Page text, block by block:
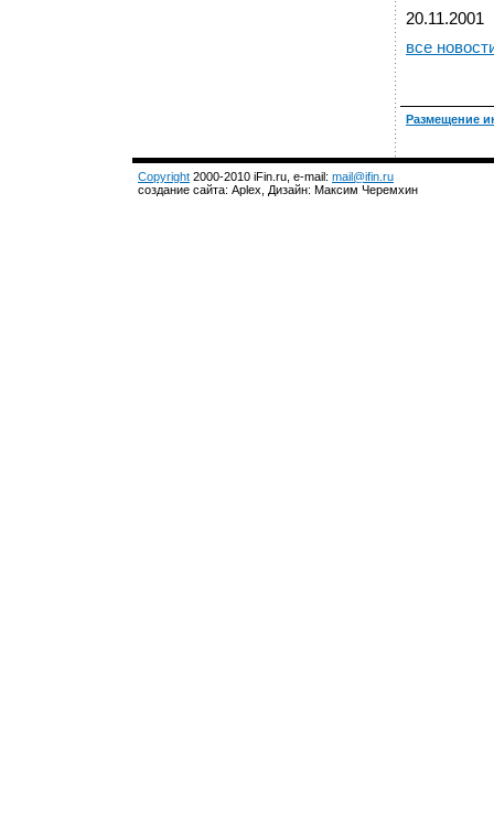
20.11.2001
все
Размещение
Copyright 2000-2010 iFin.ru, e-mail: mail@ifin.ru
создание сайта: Aplex, Дизайн: Максим Черемхин